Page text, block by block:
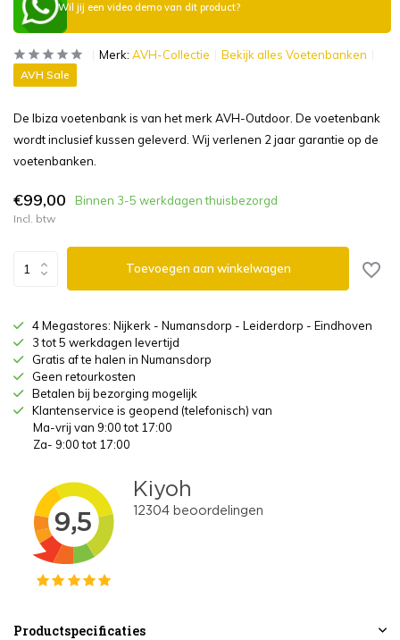
Wil jij een video demo van dit product?
Merk: AVH-Collectie Bekijk alles Voetenbanken
AVH Sale
De Ibiza voetenbank is van het merk AVH-Outdoor. De voetenbank
wordt inclusief kussen geleverd. Wij verlenen 2 jaar garantie op de
voetenbanken.
€99,00 Binnen 3-5 werkdagen thuisbezorgd
Incl. btw
Toevoegen aan winkelwagen
4 Megastores: Nijkerk - Numansdorp - Leiderdorp - Eindhoven
3 tot 5 werkdagen levertijd
Gratis af te halen in Numansdorp
Geen retourkosten
Betalen bij bezorging mogelijk
Klantenservice is geopend (telefonisch) van
Ma-vrij van 9:00 tot 17:00
Za- 9:00 tot 17:00
Productspecificaties